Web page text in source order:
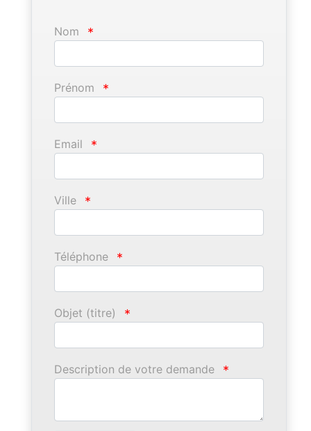
Nom *
Prénom *
Email *
Ville *
Téléphone *
Objet (titre) *
Description de votre demande *